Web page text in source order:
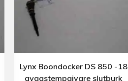
Lynx Boondocker DS 850 -18
avgastempgivare slutburk